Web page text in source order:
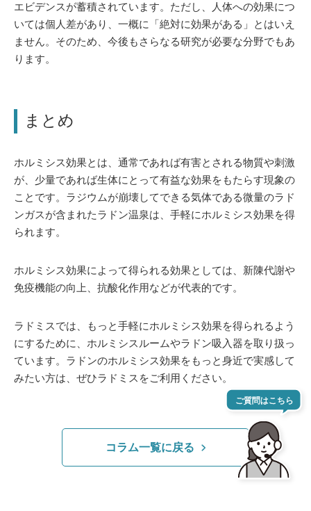
エビデンスが蓄積されています。ただし、人体への効果につ
いては個人差があり、一概に「絶対に効果がある」とはいえ
ません。そのため、今後もさらなる研究が必要な分野でもあ
ります。
まとめ
ホルミシス効果とは、通常であれば有害とされる物質や刺激
が、少量であれば生体にとって有益な効果をもたらす現象の
ことです。ラジウムが崩壊してできる気体である微量のラド
ンガスが含まれたラドン温泉は、手軽にホルミシス効果を得
られます。
ホルミシス効果によって得られる効果としては、新陳代謝や
免疫機能の向上、抗酸化作用などが代表的です。
ラドミスでは、もっと手軽にホルミシス効果を得られるよう
にするために、ホルミシスルームやラドン吸入器を取り扱っ
ています。ラドンのホルミシス効果をもっと身近で実感して
みたい方は、ぜひラドミスをご利用ください。
コラム一覧に戻る